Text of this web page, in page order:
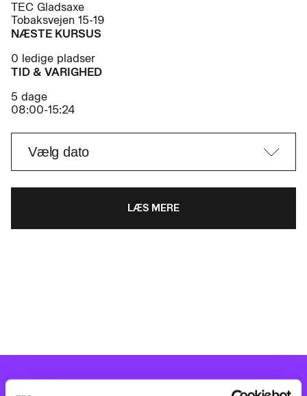
TEC Gladsaxe
Tobaksvejen 15-19
NÆSTE KURSUS
0 ledige pladser
TID & VARIGHED
5 dage
08:00-15:24
LÆS MERE